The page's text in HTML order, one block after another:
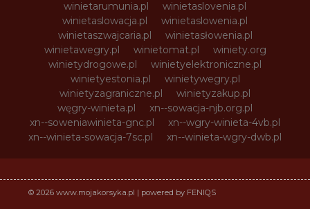
winietarumunia.pl
winietaslovenia.pl
winietaslowacja.pl
winietaslowenia.pl
winietaszwajcaria.pl
winietasłowenia.pl
winietawegry.pl
winietomat.pl
winiety.org
winietydrogowe.pl
winietyelektroniczne.pl
winietyestonia.pl
winietywegry.pl
winietyzagraniczne.pl
winietyzakup.pl
węgry-winieta.pl
xn--sowacja-njb.org.pl
xn--soweniawinieta-gnc.pl
xn--wgry-winieta-4vb.pl
xn--winieta-sowacja-7sc.pl
xn--winieta-wgry-dwb.pl
© 2026 www.mojakorsyka.pl | powered by FENIQS